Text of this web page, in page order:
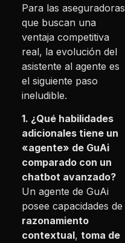
Para las aseguradoras
que buscan una
ventaja competitiva
real, la evolución del
asistente al agente es
el siguiente paso
ineludible.
1. ¿Qué habilidades
adicionales tiene un
«agente» de GuAi
comparado con un
chatbot avanzado?
Un agente de GuAi
posee capacidades de
razonamiento
contextual, toma de